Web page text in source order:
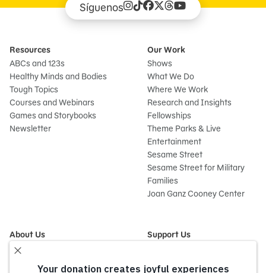
Síguenos
Resources
ABCs and 123s
Healthy Minds and Bodies
Tough Topics
Courses and Webinars
Games and Storybooks
Newsletter
Our Work
Shows
What We Do
Where We Work
Research and Insights
Fellowships
Theme Parks & Live
Entertainment
Sesame Street
Sesame Street for Military
Families
Joan Ganz Cooney Center
About Us
Mission and History
Support Us